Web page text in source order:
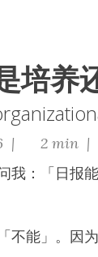
培养
| 2 min |
我：「日报
不能」。